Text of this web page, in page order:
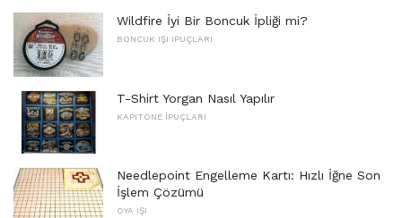
Wildfire İyi Bir Boncuk İpliği mi?
BONCUK IŞI IPUÇLARI
T-Shirt Yorgan Nasıl Yapılır
KAPITONE İPUÇLARI
Needlepoint Engelleme Kartı: Hızlı İğne Son
İşlem Çözümü
OYA IŞI